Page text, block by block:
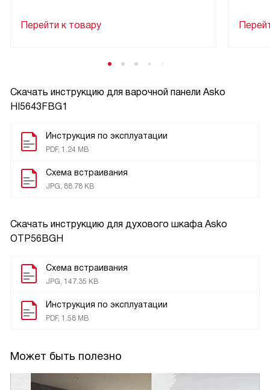
Скачать инструкцию для варочной панели Asko
HI5643FBG1
Инструкция по эксплуатации
PDF, 1.24 MB
Схема встраивания
JPG, 88.78 KB
Скачать инструкцию для духового шкафа Asko
OTP56BGH
Схема встраивания
JPG, 147.35 KB
Инструкция по эксплуатации
PDF, 1.58 MB
Может быть полезно
Перейти к товару